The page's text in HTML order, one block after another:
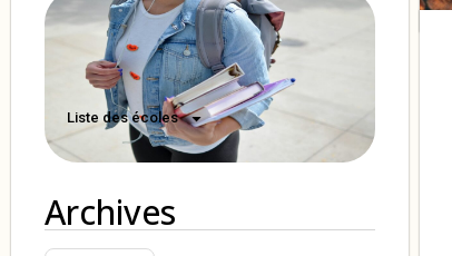
Liste des écoles
Archives